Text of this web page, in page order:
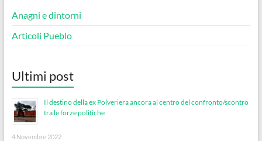
Anagni e dintorni
Articoli Pueblo
Ultimi post
Il destino della ex Polveriera ancora al centro del confronto/scontro
tra le forze politiche
4 Novembre 2022